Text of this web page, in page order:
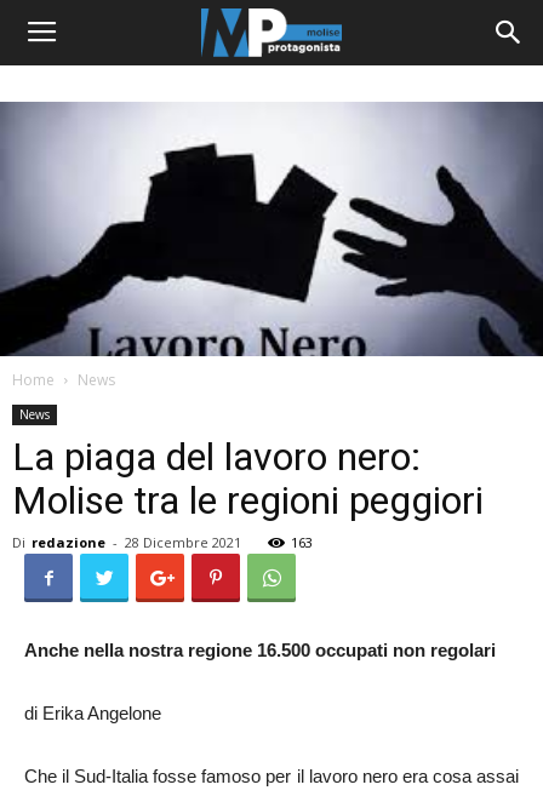
Home News
News
La piaga del lavoro nero:
Molise tra le regioni peggiori
Di redazione - 28 Dicembre 2021 163
Anche nella nostra regione 16.500 occupati non regolari
di Erika Angelone
Che il Sud-Italia fosse famoso per il lavoro nero era cosa assai